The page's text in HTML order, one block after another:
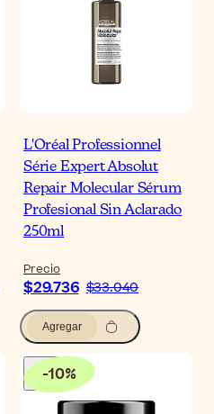
L'Oréal Professionnel
Série Expert Absolut
Repair Molecular Sérum
Profesional Sin Aclarado
250ml
Precio
$29.736 $33.040
Agregar
-10%